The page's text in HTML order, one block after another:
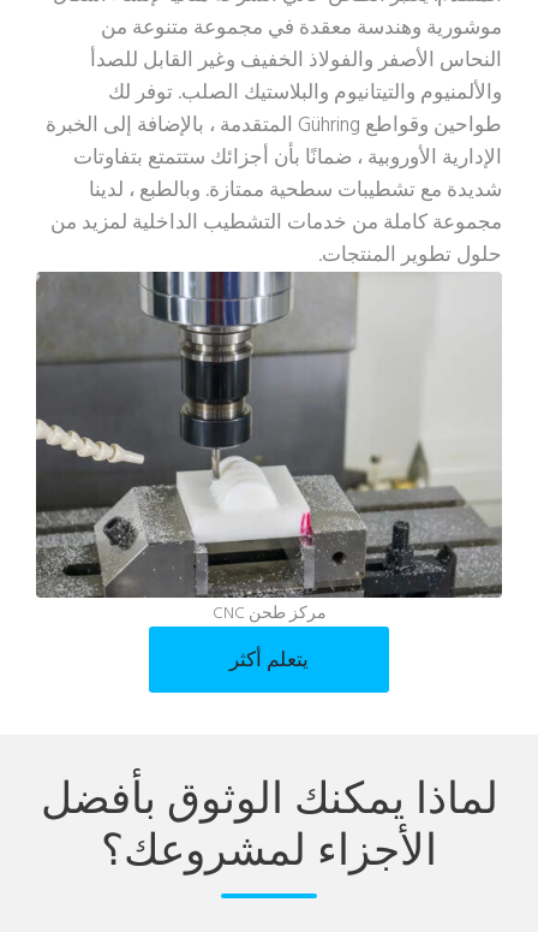
موشورية وهندسة معقدة في مجموعة متنوعة من
النحاس الأصفر والفولاذ الخفيف وغير القابل للصدأ
والألمنيوم والتيتانيوم والبلاستيك الصلب. توفر لك
طواحين وقواطع Gühring المتقدمة ، بالإضافة إلى الخبرة
الإدارية الأوروبية ، ضمانًا بأن أجزائك ستتمتع بتفاوتات
شديدة مع تشطيبات سطحية ممتازة. وبالطبع ، لدينا
مجموعة كاملة من خدمات التشطيب الداخلية لمزيد من
حلول تطوير المنتجات.
مركز طحن CNC
يتعلم أكثر
لماذا يمكنك الوثوق بأفضل
الأجزاء لمشروعك؟